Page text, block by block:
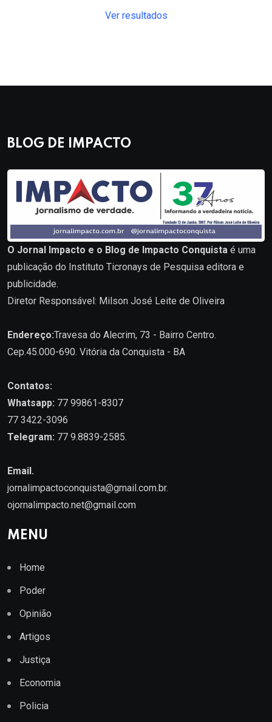
Ver resultados
BLOG DE IMPACTO
O Jornal Impacto e o Blog de Impacto Conquista é uma
publicação do Instituto Ticronays de Pesquisa editora e
publicidade.
Diretor Responsável: Milson José Leite de Oliveira
Endereço:Travesa do Alecrim, 73 - Bairro Centro.
Cep.45.000-690. Vitória da Conquista - BA
Contatos:
Whatsapp: 77 99861-8307
77 3422-3096
Telegram: 77 9.8839-2585.
Email.
jornalimpactoconquista@gmail.com.br.
ojornalimpacto.net@gmail.com
MENU
Home
Poder
Opinião
Artigos
Justiça
Economia
Policia